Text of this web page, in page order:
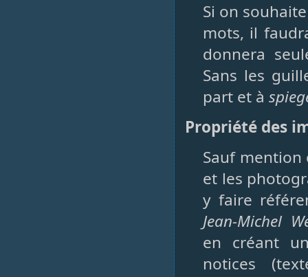
Si on
mots, il
donnera
Sans les
part et à
Propriété des
Sauf mention
et les
y faire
Jean-Michel
en créant
notices